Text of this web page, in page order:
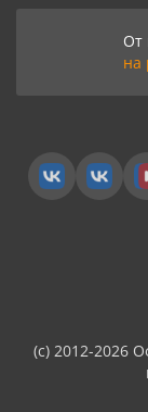
От
на
(с) 2012-2026